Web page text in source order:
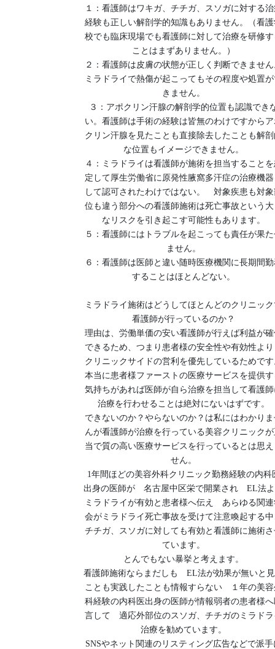
１：看護師はワキガ、チチガ、スソガに対する
経験も正しい解剖学的知識もありません。（看
校でも臨床現場でも看護師に対して治療を研修
ことはまずありません。）
２：看護師は皮膚の状態が正しく判断できませ
ミラドライで熱傷が起こってもその程度や処置
きません。
３：アポクリン汗腺の解剖学的位置も認識でき
い。看護師は手術の経験は皆無のわけですから
クリン汗腺を見たことも直接除去したことも解
な位置もイメージできません。
４：ミラドライは看護師が施術を担当すること
定して厚生労働省に原発性腋窩多汗症の治療機
して認可されたわけではない。 対象疾患も対
位も違う部分への看護師施術は死亡事故という
なリスクを引き起こす可能性もあります。
５：看護師にはトラブルを起こっても責任が果
ません。
６：看護師は医師と違い随時医療機関に長期間
することはほとんどない。
ミラドライ施術はどうしてほとんどのクリニッ
看護師が行っているのか？
理由は、労働単価の安い看護師が行えば利益が
できるため、つまり患者様の安全性や有効性よ
クリニックサイドの営利を優先しているためで
本当に患者様ファーストの医療サービスを提供
気持ちがあれば医師が自ら治療を担当して看護
治療を行わせることは絶対にないはずです。
できないのか？やらないのか？は私にはわかり
んが看護師が治療を行っている美容クリニック
当で質の高い医療サービスを行っているとは思
せん。
1年間ほどの美容外科クリニック勤務経験の内科
出身の医師が 名古屋中区栄で開業され EL法
ミラドライが有効と患者様へ伝え あらゆる関
会がミラドライ死亡事故を受けて注意喚起する
チチガ、スソガに対しても有効と看護師に施術
ています。
とんでもない暴挙と考えます。
看護師施術ならまだしも EL法が効果が無いと
ことも実践したことも情報すらない １年の美容
科経験の内科医出身の医師が情報弱者の患者様
言して 適応外部位のスソガ、チチガのミラドラ
治療を勧めています。
SNSやネット関連のリスティング広告などで派手